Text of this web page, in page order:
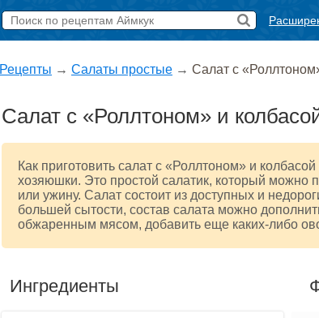
Рецепты → Салаты простые → Салат с
Салат с «Роллтоном» и
Как приготовить салат с «Роллтоном» и
хозяюшки. Это простой салатик, который можно
или ужину. Салат состоит из доступных и
большей сытости, состав салата можно
обжаренным мясом, добавить еще каких-либо
Ингредиенты